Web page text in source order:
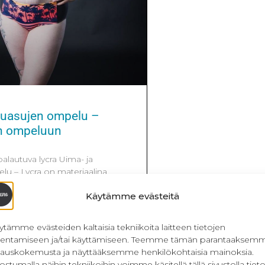
Käytämme evästeitä
evästeiden kaltaisia tekniikoita laitteen tietojen
ja/tai käyttämiseen. Teemme tämän
ja näyttääksemme henkilökohtaisia mainoksia.
ompelu –
ompeluun
lycra Uima- ja
– Lycra on materiaalina
uima- ja urheiluvaatteissa.
tanssi- ja luistelupukujen
yhdistää se, että vaatteen ja
pois iholta sekä mukavia
mainion